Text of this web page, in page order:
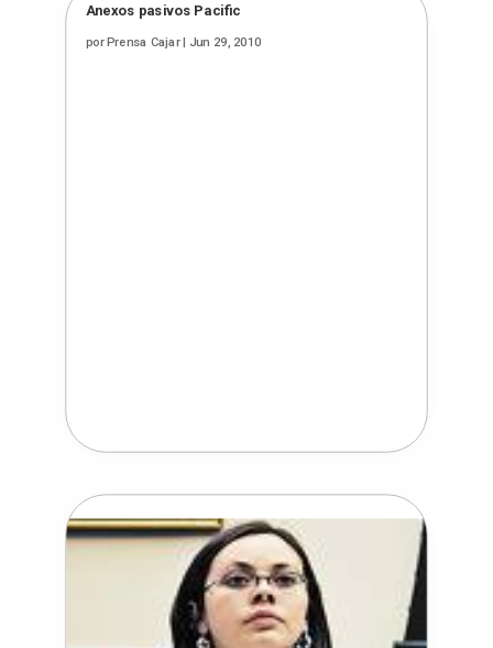
Anexos pasivos Pacific
porPrensa Cajar| Jun 29, 2010